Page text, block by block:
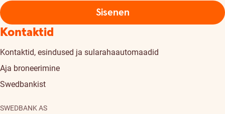
Sisenen
Kontaktid
Kontaktid, esindused ja sularahaautomaadid
Aja broneerimine
Swedbankist
SWEDBANK AS